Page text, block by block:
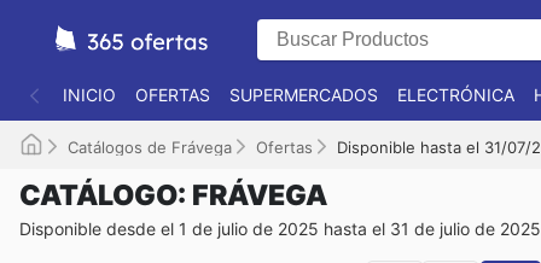
INICIO OFERTAS SUPERMERCADOS ELECTRÓNICA
Catálogos de Frávega Ofertas Disponible hasta el 31/07/
CATÁLOGO: FRÁVEGA
Disponible desde el 1 de julio de 2025 hasta el 31 de julio de 2025